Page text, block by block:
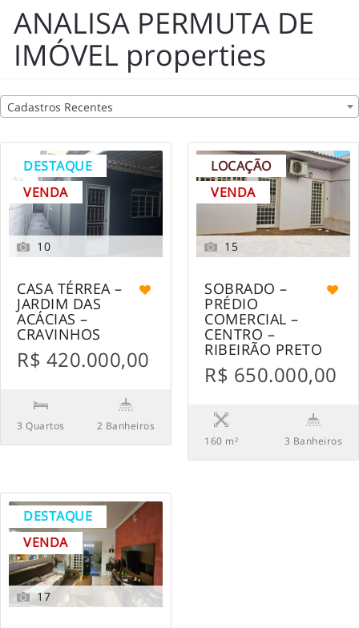
ANALISA PERMUTA DE
IMÓVEL properties
Cadastros Recentes
DESTAQUE
VENDA
10
CASA TÉRREA –
JARDIM DAS
ACÁCIAS –
CRAVINHOS
R$ 420.000,00
3 Quartos 2 Banheiros
LOCAÇÃO
VENDA
15
SOBRADO –
PRÉDIO
COMERCIAL –
CENTRO –
RIBEIRÃO PRETO
R$ 650.000,00
160 m² 3 Banheiros
DESTAQUE
VENDA
17